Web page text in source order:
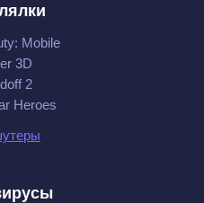
Mobile
3D
2
Heroes